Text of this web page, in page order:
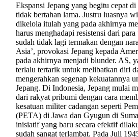
Ekspansi Jepang yang begitu cepat
tidak bertahan lama. Justru luasnya
dikelola itulah yang pada akhirnya
harus menghadapi resistensi dari
sudah tidak lagi termakan dengan
Asia’, provokasi Jepang kepada
pada akhirnya menjadi blunder. AS,
terlalu tertarik untuk melibatkan diri
mengerahkan segenap kekuatannya
Jepang. Di Indonesia, Jepang mulai
dari rakyat pribumi dengan cara
kesatuan militer cadangan seperti
(PETA) di Jawa dan Gyugun di
inisiatif yang baru secara efektif
sudah sangat terlambat. Pada Juli